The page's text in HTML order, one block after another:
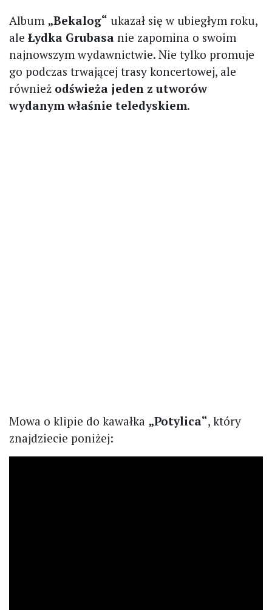
Album „Bekalog“ ukazał się w ubiegłym roku,
ale Łydka Grubasa nie zapomina o swoim
najnowszym wydawnictwie. Nie tylko promuje
go podczas trwającej trasy koncertowej, ale
również odświeża jeden z utworów
wydanym właśnie teledyskiem.
Mowa o klipie do kawałka „Potylica“, który
znajdziecie poniżej: